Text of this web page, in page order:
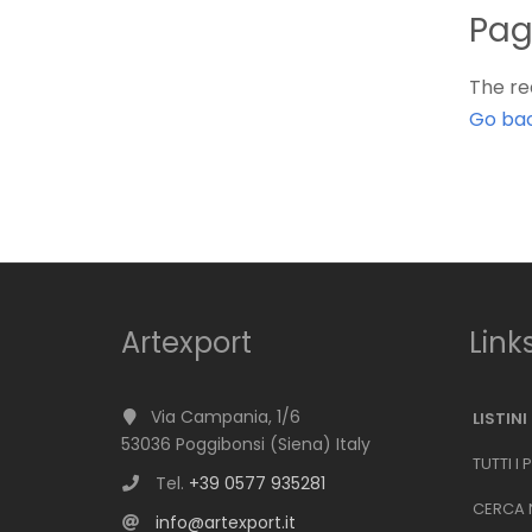
The
Go
Artexport
Via Campania, 1/6
53036 Poggibonsi (Siena) Italy
Tel. +39 0577 935281
info@artexport.it
LISTINI
TUTTI I
CERCA